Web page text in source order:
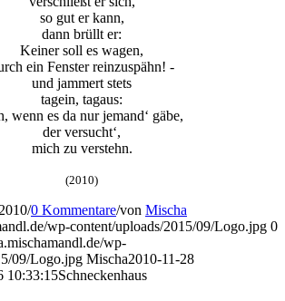
so gut er kann,
dann brüllt er:
Kei­ner soll es wagen,
ein Fens­ter reinzuspähn! -
und jam­mert stets
tag­ein, tagaus:
wenn es da nur jemand‘ gäbe,
der versucht‘,
mich zu verstehn.
(2010)
/0 Kommentare/von Mischa
wp-content/uploads/2015/09/Logo.jpg 0
wp-
09/Logo.jpg Mischa2010-11-28
10:33:15Schne­cken­haus